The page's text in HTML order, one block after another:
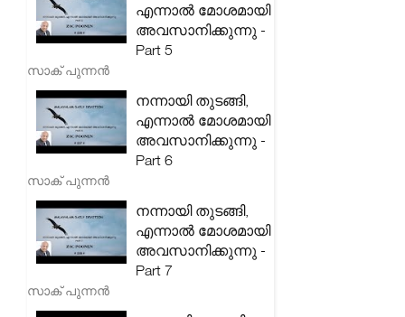
എന്നാൽ മോശമായി
അവസാനിക്കുന്നു -
Part 5
സാക് പുന്നൻ
നന്നായി തുടങ്ങി,
എന്നാൽ മോശമായി
അവസാനിക്കുന്നു -
Part 6
സാക് പുന്നൻ
നന്നായി തുടങ്ങി,
എന്നാൽ മോശമായി
അവസാനിക്കുന്നു -
Part 7
സാക് പുന്നൻ